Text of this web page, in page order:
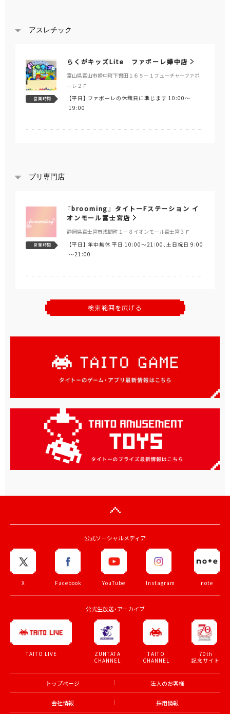
アスレチック
らくがキッズLite ファボーレ婦中店
富山県富山市婦中町下轡田１６５－１フューチャーファボ
ーレ２Ｆ
営業時間 【平日】 ファボーレの休館日に準じます 10:00～
19:00
プリ専門店
『brooming』 タイトーFステーション イ
オンモール富士宮店
静岡県富士宮市浅間町１－８イオンモール富士宮３Ｆ
営業時間 【平日】年中無休 平日 10:00～21:00、土日祝日 9:00
～21:00
検索範囲を広げる
公式ソーシャルメディア
X Facebook YouTube Instagram note
公式生放送・アーカイブ
TAITO LIVE
ZUNTATA
CHANNEL
TAITO
CHANNEL
70th
記念サイト
トップページ 法人のお客様
会社情報 採用情報